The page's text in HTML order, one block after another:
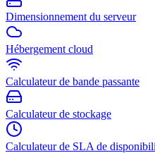
Dimensionnement du serveur
Hébergement cloud
Calculateur de bande passante
Calculateur de stockage
Calculateur de SLA de